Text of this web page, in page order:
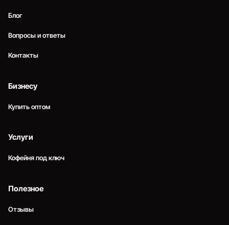
Блог
Вопросы и ответы
Контакты
Бизнесу
Купить оптом
Услуги
Кофейня под ключ
Полезное
Отзывы